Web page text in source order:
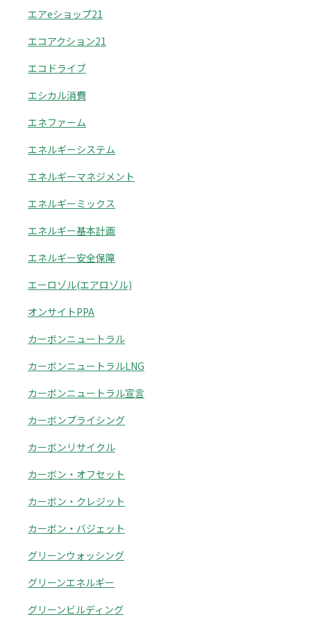
エアeショップ21
エコアクション21
エコドライブ
エシカル消費
エネファーム
エネルギーシステム
エネルギーマネジメント
エネルギーミックス
エネルギー基本計画
エネルギー安全保障
エーロゾル(エアロゾル)
オンサイトPPA
カーボンニュートラル
カーボンニュートラルLNG
カーボンニュートラル宣言
カーボンプライシング
カーボンリサイクル
カーボン・オフセット
カーボン・クレジット
カーボン・バジェット
グリーンウォッシング
グリーンエネルギー
グリーンビルディング